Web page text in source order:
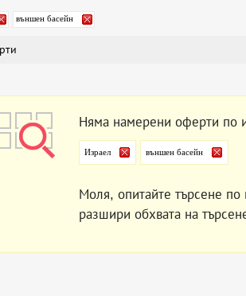
външен басейн
Няма намерени оферти по
Израел външен басейн
Моля, опитайте търсене по
разшири обхвата на